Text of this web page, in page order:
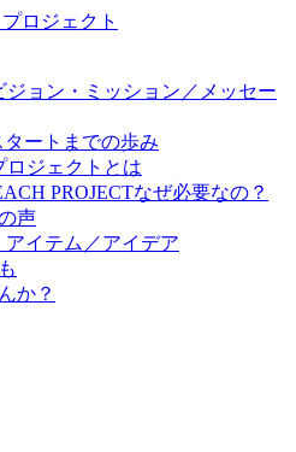
ジョン・ミッション／メッセー
タートまでの歩み
ロジェクトとは
PROJECTなぜ必要なの？
声
アイテム／アイデア
か？